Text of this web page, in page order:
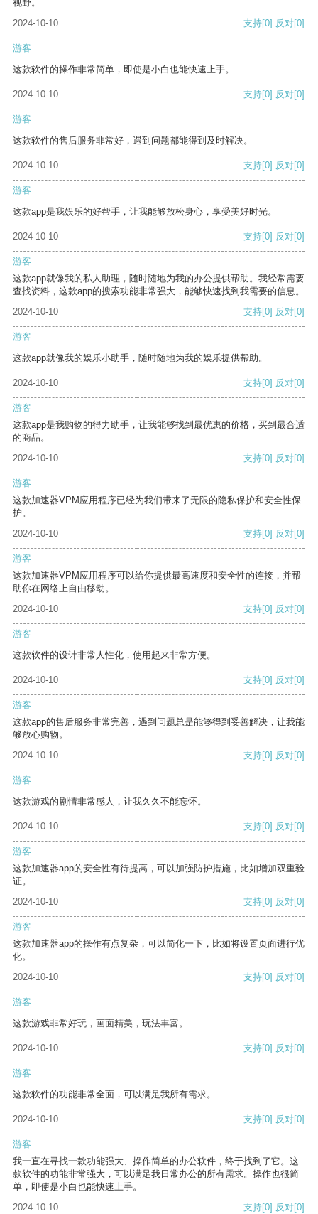
视野。
2024-10-10
支持[0] 反对[0]
游客
这款软件的操作非常简单，即使是小白也能快速上手。
2024-10-10 支持[0] 反对[0]
游客
这款软件的售后服务非常好，遇到问题都能得到及时解决。
2024-10-10 支持[0] 反对[0]
游客
这款app是我娱乐的好帮手，让我能够放松身心，享受美好时光。
2024-10-10 支持[0] 反对[0]
游客
这款app就像我的私人助理，随时随地为我的办公提供帮助。我经常需要
查找资料，这款app的搜索功能非常强大，能够快速找到我需要的信息。
2024-10-10
支持[0] 反对[0]
游客
这款app就像我的娱乐小助手，随时随地为我的娱乐提供帮助。
2024-10-10 支持[0] 反对[0]
游客
这款app是我购物的得力助手，让我能够找到最优惠的价格，买到最合适
的商品。
2024-10-10
支持[0] 反对[0]
游客
这款加速器VPM应用程序已经为我们带来了无限的隐私保护和安全性保
护。
2024-10-10
支持[0] 反对[0]
游客
这款加速器VPM应用程序可以给你提供最高速度和安全性的连接，并帮
助你在网络上自由移动。
2024-10-10
支持[0] 反对[0]
游客
这款软件的设计非常人性化，使用起来非常方便。
2024-10-10 支持[0] 反对[0]
游客
这款app的售后服务非常完善，遇到问题总是能够得到妥善解决，让我能
够放心购物。
2024-10-10
支持[0] 反对[0]
游客
这款游戏的剧情非常感人，让我久久不能忘怀。
2024-10-10 支持[0] 反对[0]
游客
这款加速器app的安全性有待提高，可以加强防护措施，比如增加双重验
证。
2024-10-10
支持[0] 反对[0]
游客
这款加速器app的操作有点复杂，可以简化一下，比如将设置页面进行优
化。
2024-10-10
支持[0] 反对[0]
游客
这款游戏非常好玩，画面精美，玩法丰富。
2024-10-10 支持[0] 反对[0]
游客
这款软件的功能非常全面，可以满足我所有需求。
2024-10-10 支持[0] 反对[0]
游客
我一直在寻找一款功能强大、操作简单的办公软件，终于找到了它。这
款软件的功能非常强大，可以满足我日常办公的所有需求。操作也很简
单，即使是小白也能快速上手。
2024-10-10
支持[0] 反对[0]